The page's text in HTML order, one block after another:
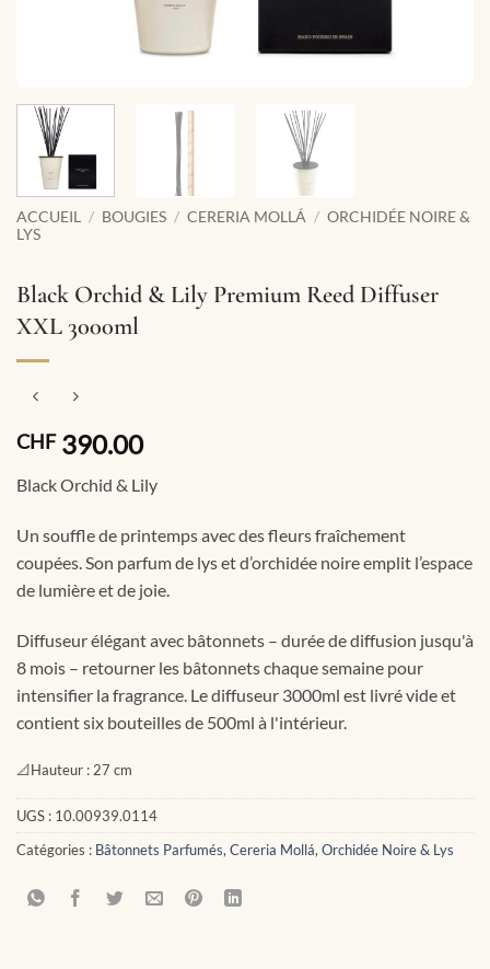
ACCUEIL / BOUGIES / CERERIA MOLLÁ / ORCHIDÉE NOIRE &
LYS
Black Orchid & Lily Premium Reed Diffuser
XXL 3000ml
CHF390.00
Black Orchid & Lily
Un souffle de printemps avec des fleurs fraîchement
coupées. Son parfum de lys et d’orchidée noire emplit l’espace
de lumière et de joie.
Diffuseur élégant avec bâtonnets – durée de diffusion jusqu'à
8 mois – retourner les bâtonnets chaque semaine pour
intensifier la fragrance. Le diffuseur 3000ml est livré vide et
contient six bouteilles de 500ml à l'intérieur.
📐Hauteur : 27 cm
UGS : 10.00939.0114
Catégories : Bâtonnets Parfumés,Cereria Mollá,Orchidée Noire & Lys